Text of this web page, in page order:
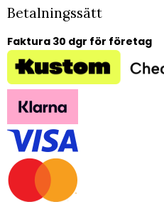
Betalningssätt
Faktura 30 dgr för företag